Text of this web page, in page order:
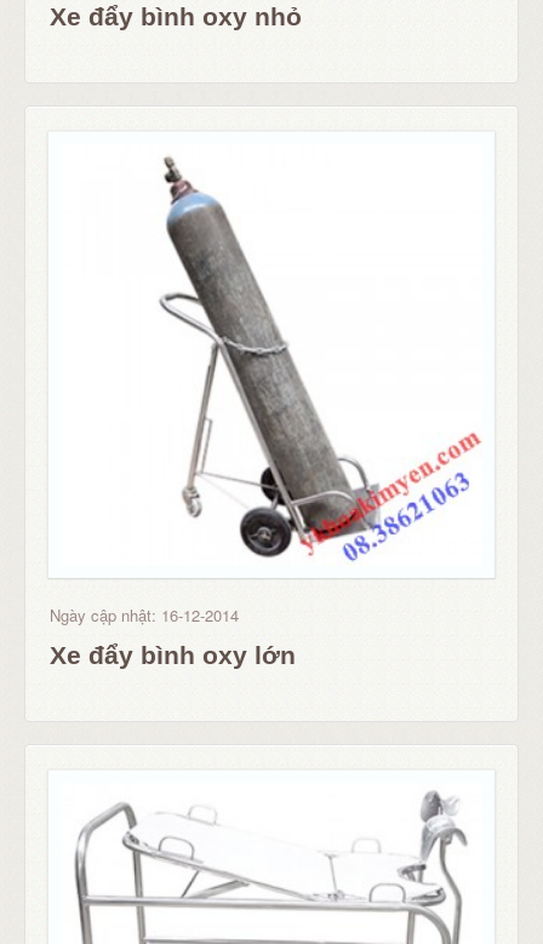
Xe đẩy bình oxy nhỏ
Ngày cập nhật: 16-12-2014
Xe đẩy bình oxy lớn